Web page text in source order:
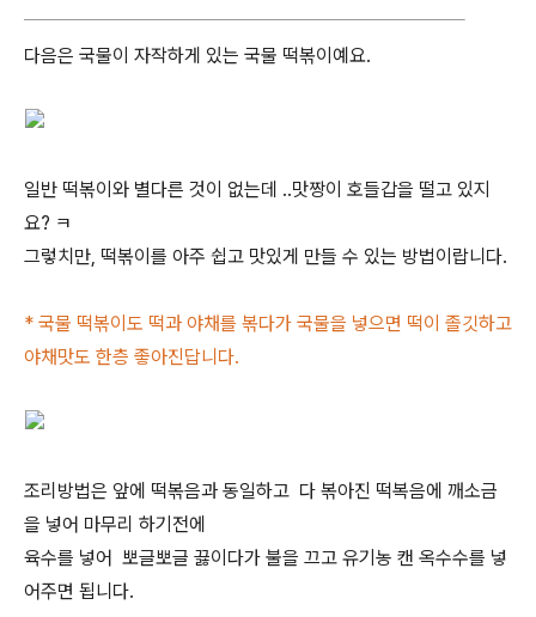
다음은 국물이 자작하게 있는 국물 떡볶이예요.
일반 떡볶이와 별다른 것이 없는데 ..맛짱이 호들갑을 떨고 있지
요? ㅋ
그렇치만, 떡볶이를 아주 쉽고 맛있게 만들 수 있는 방법이랍니다.
* 국물 떡볶이도 떡과 야채를 볶다가 국물을 넣으면 떡이 졸깃하고
야채맛도 한층 좋아진답니다.
조리방법은 앞에 떡볶음과 동일하고 다 볶아진 떡복음에 깨소금
을 넣어 마무리 하기전에
육수를 넣어 뽀글뽀글 끓이다가 불을 끄고 유기농 캔 옥수수를 넣
어주면 됩니다.